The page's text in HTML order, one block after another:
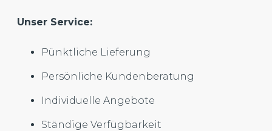
Unser Service:
Pünktliche Lieferung
Persönliche Kundenberatung
Individuelle Angebote
Ständige Verfügbarkeit